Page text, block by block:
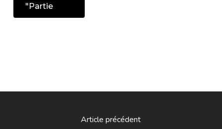
"Partie
Article précédent